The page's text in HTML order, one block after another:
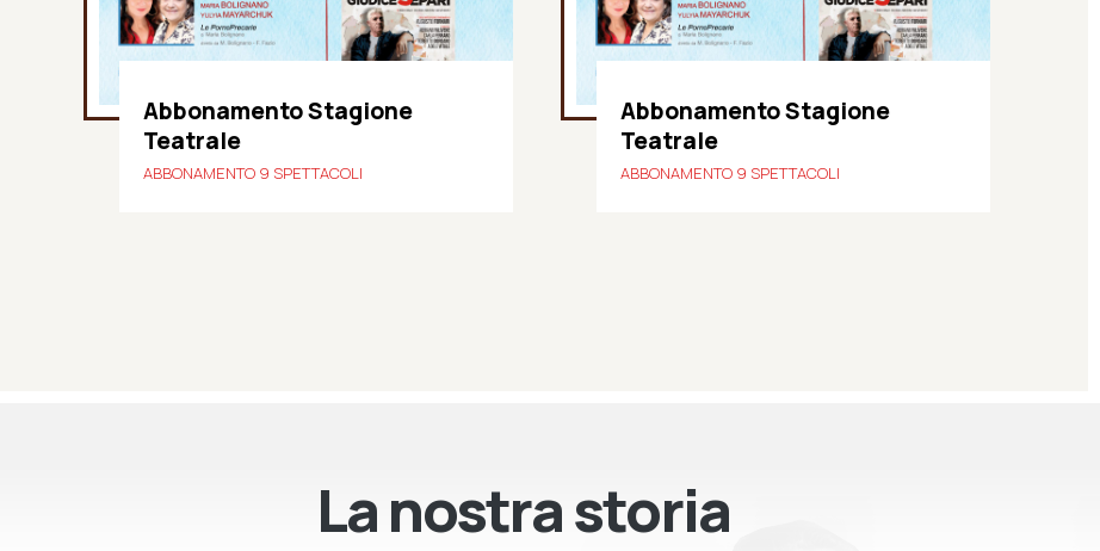
Abbonamento Stagione
Teatrale
ABBONAMENTO 9 SPETTACOLI
Abbonamento Stagione
Teatrale
ABBONAMENTO 9 SPETTACOLI
La nostra storia